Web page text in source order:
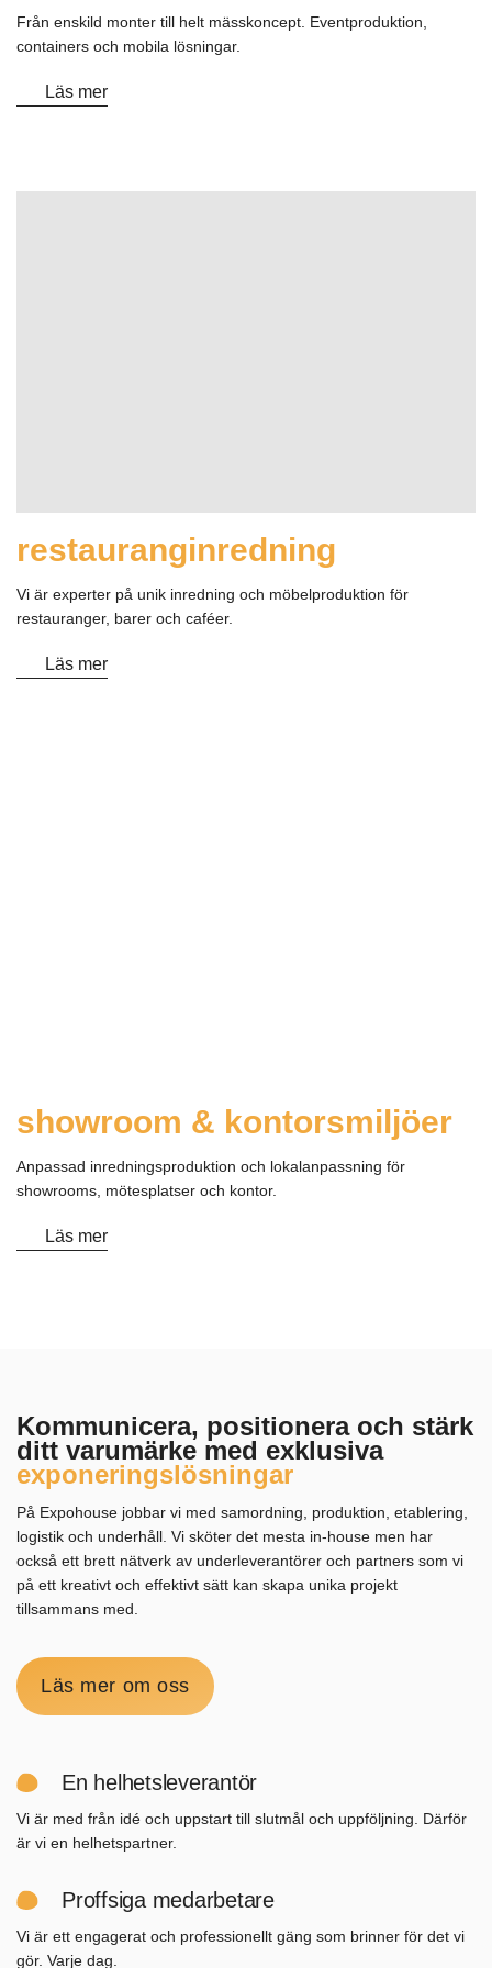
Från enskild monter till helt mässkoncept. Eventproduktion,
containers och mobila lösningar.
Läs mer
restauranginredning
Vi är experter på unik inredning och möbelproduktion för
restauranger, barer och caféer.
Läs mer
showroom & kontorsmiljöer
Anpassad inredningsproduktion och lokalanpassning för
showrooms, mötesplatser och kontor.
Läs mer
Kommunicera, positionera och stärk
ditt varumärke med exklusiva
exponeringslösningar
På Expohouse jobbar vi med samordning, produktion, etablering,
logistik och underhåll. Vi sköter det mesta in-house men har
också ett brett nätverk av underleverantörer och partners som vi
på ett kreativt och effektivt sätt kan skapa unika projekt
tillsammans med.
Läs mer om oss
En helhetsleverantör
Vi är med från idé och uppstart till slutmål och uppföljning. Därför
är vi en helhetspartner.
Proffsiga medarbetare
Vi är ett engagerat och professionellt gäng som brinner för det vi
gör. Varje dag.